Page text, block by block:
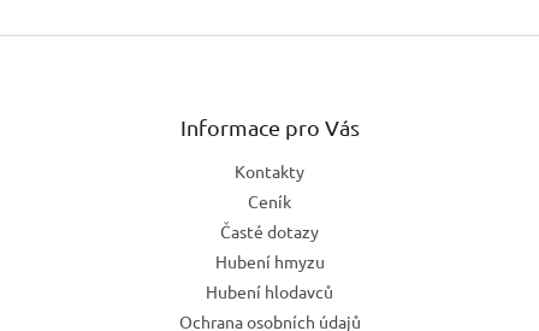
Z
Informace pro Vás
Kontakty
Ceník
Časté dotazy
Hubení hmyzu
Hubení hlodavců
Ochrana osobních údajů